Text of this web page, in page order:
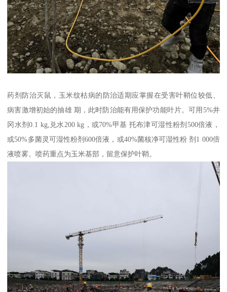
药剂防治灭鼠，玉米纹枯病的防治适期应掌握在受害叶鞘位较低、
病害激增初始的抽雄 期，此时防治能有用保护功能叶片。可用5%井
冈水剂0.1 kg,兑水200 kg，或70%甲基 托布津可湿性粉剂500倍液，
或50%多菌灵可湿性粉剂600倍液，或40%菌核净可湿性粉 剂1 000倍
液喷雾。喷药重点为玉米基部，留意保护叶鞘。